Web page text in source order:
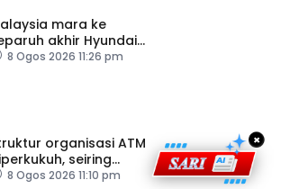
mara ke
akhir Hyundai
Cup
8 Ogos 2026 11:26 pm
organisasi ATM
seiring
aset
8 Ogos 2026 11:10 pm
×